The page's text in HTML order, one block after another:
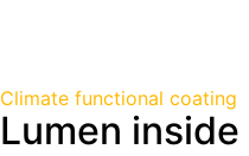
Climate functional coating
Lumen